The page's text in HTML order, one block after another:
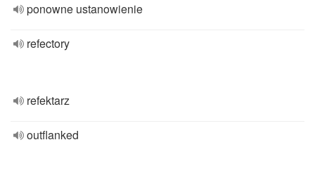
ponowne ustanowienie
refectory
refektarz
outflanked